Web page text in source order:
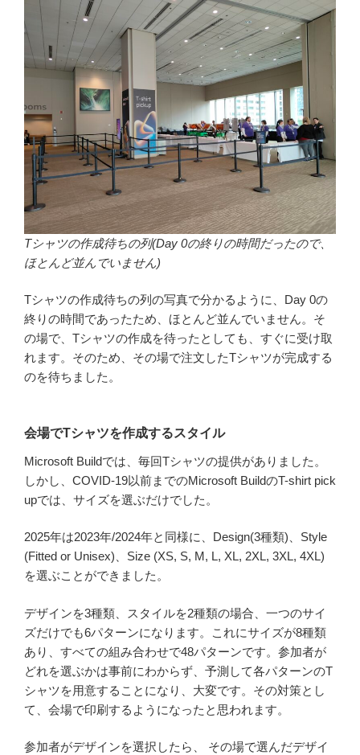
Tシャツの作成待ちの列(Day 0の終りの時間だったので、
ほとんど並んでいません)
Tシャツの作成待ちの列の写真で分かるように、Day 0の
終りの時間であったため、ほとんど並んでいません。そ
の場で、Tシャツの作成を待ったとしても、すぐに受け取
れます。そのため、その場で注文したTシャツが完成する
のを待ちました。
会場でTシャツを作成するスタイル
Microsoft Buildでは、毎回Tシャツの提供がありました。
しかし、COVID-19以前までのMicrosoft BuildのT-shirt pick
upでは、サイズを選ぶだけでした。
2025年は2023年/2024年と同様に、Design(3種類)、Style
(Fitted or Unisex)、Size (XS, S, M, L, XL, 2XL, 3XL, 4XL)
を選ぶことができました。
デザインを3種類、スタイルを2種類の場合、一つのサイ
ズだけでも6パターンになります。これにサイズが8種類
あり、すべての組み合わせで48パターンです。参加者が
どれを選ぶかは事前にわからず、予測して各パターンのT
シャツを用意することになり、大変です。その対策とし
て、会場で印刷するようになったと思われます。
参加者がデザインを選択したら、 その場で選んだデザイ